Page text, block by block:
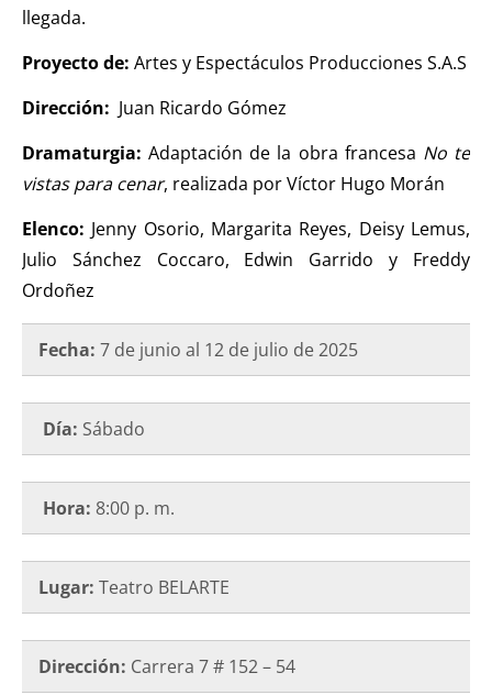
llegada.
Proyecto de: Artes y Espectáculos Producciones S.A.S
Dirección: Juan Ricardo Gómez
Dramaturgia:Adaptación de la obra francesa No te
vistas para cenar, realizada por Víctor Hugo Morán
Elenco: Jenny Osorio, Margarita Reyes, Deisy Lemus,
Julio Sánchez Coccaro, Edwin Garrido y Freddy
Ordoñez
Fecha: 7 de junio al 12 de julio de 2025
Día: Sábado
Hora: 8:00 p. m.
Lugar: Teatro BELARTE
Dirección: Carrera 7 # 152 – 54